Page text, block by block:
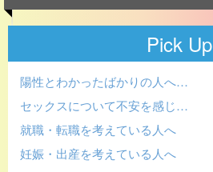
Pick Up
陽性とわかったばかりの人へ…
セックスについて不安を感じ…
就職・転職を考えている人へ
妊娠・出産を考えている人へ